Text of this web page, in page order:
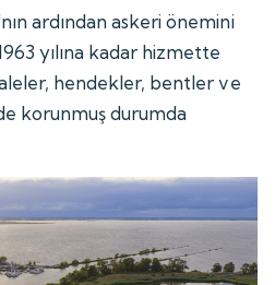
ardından askeri önemini
yılına kadar hizmette
hendekler, bentler ve
korunmuş durumda